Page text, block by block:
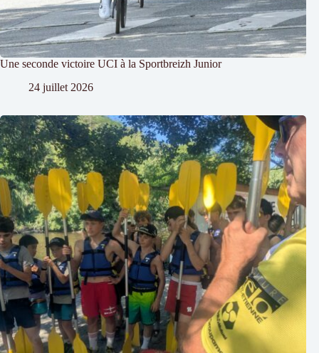
Une seconde victoire UCI à la Sportbreizh Junior
24 juillet 2026